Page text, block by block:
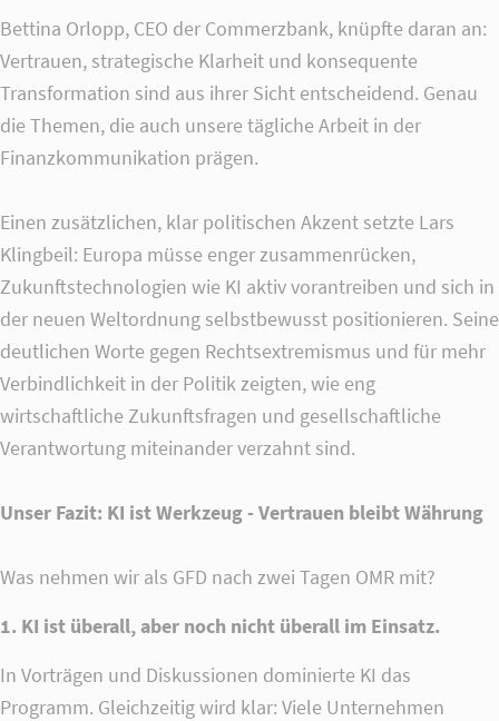
Lorem ipsum dolor sit amet, consectetuer adipiscing
elit.
Aenean commodo ligula eget dolor. Aenean massa. Cum
sociis natoque penatibus et magnis dis parturient montes,
nascetur ridiculus mus. Donec quam felis, ultricies nec.
Bettina Orlopp, CEO der Commerzbank, knüpfte daran an:
Vertrauen, strategische Klarheit und konsequente
Transformation sind aus ihrer Sicht entscheidend. Genau
die Themen, die auch unsere tägliche Arbeit in der
Finanzkommunikation prägen.
Einen zusätzlichen, klar politischen Akzent setzte Lars
Klingbeil: Europa müsse enger zusammenrücken,
Zukunftstechnologien wie KI aktiv vorantreiben und sich in
der neuen Weltordnung selbstbewusst positionieren. Seine
deutlichen Worte gegen Rechtsextremismus und für mehr
Verbindlichkeit in der Politik zeigten, wie eng
wirtschaftliche Zukunftsfragen und gesellschaftliche
Verantwortung miteinander verzahnt sind.
Unser Fazit: KI ist Werkzeug - Vertrauen bleibt Währung
Was nehmen wir als GFD nach zwei Tagen OMR mit?
1. KI ist überall, aber noch nicht überall im Einsatz.
In Vorträgen und Diskussionen dominierte KI das
Programm. Gleichzeitig wird klar: Viele Unternehmen